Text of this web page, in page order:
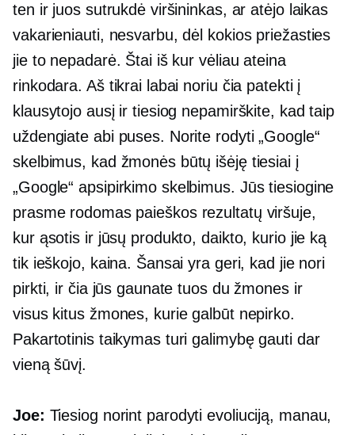
ten ir juos sutrukdė viršininkas, ar atėjo laikas
vakarieniauti, nesvarbu, dėl kokios priežasties
jie to nepadarė. Štai iš kur vėliau ateina
rinkodara. Aš tikrai labai noriu čia patekti į
klausytojo ausį ir tiesiog nepamirškite, kad taip
uždengiate abi puses. Norite rodyti „Google“
skelbimus, kad žmonės būtų išėję tiesiai į
„Google“ apsipirkimo skelbimus. Jūs tiesiogine
prasme rodomas paieškos rezultatų viršuje,
kur ąsotis ir jūsų produkto, daikto, kurio jie ką
tik ieškojo, kaina. Šansai yra geri, kad jie nori
pirkti, ir čia jūs gaunate tuos du žmones ir
visus kitus žmones, kurie galbūt nepirko.
Pakartotinis taikymas turi galimybę gauti dar
vieną šūvį.
Joe: Tiesiog norint parodyti evoliuciją, manau,